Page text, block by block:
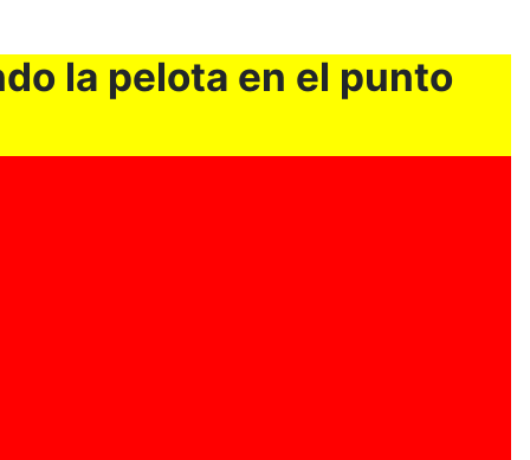
la pelota en el punto